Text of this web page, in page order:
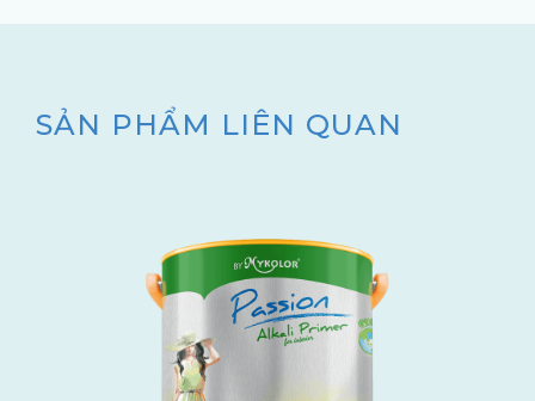
SẢN PHẨM LIÊN QUAN